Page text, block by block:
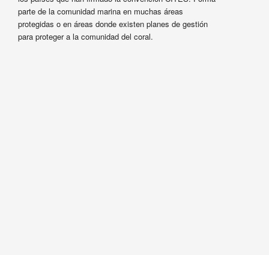
parte de la comunidad marina en muchas áreas
protegidas o en áreas donde existen planes de gestión
para proteger a la comunidad del coral.